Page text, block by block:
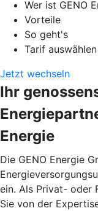
Wer ist GENO
Vorteile
So geht's
Tarif auswählen
Jetzt wechseln
Ihr
Energie
Die GENO Energie
ein. Als Privat- oder
Sie von der